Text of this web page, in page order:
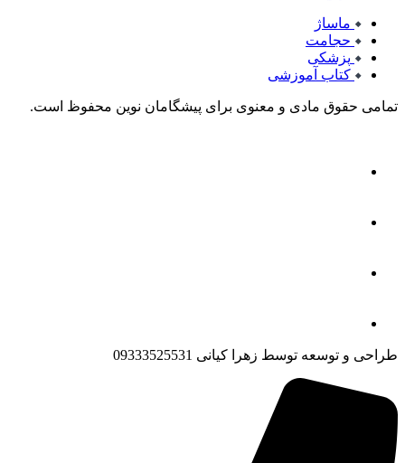
ماساژ
حجامت
پزشکی
کتاب آموزشی
تمامی حقوق مادی و معنوی برای پیشگامان نوین محفوظ است.
طراحی و توسعه توسط زهرا کیانی 09333525531